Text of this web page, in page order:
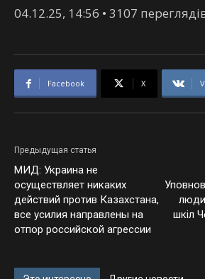
04.12.25, 14:56 • 3107
Facebook X
Предыдущая статья
МИД: Украина не
осуществляет никаких
действий против Казахстана,
все усилия направлены на
отпор российской агрессии
шкіл